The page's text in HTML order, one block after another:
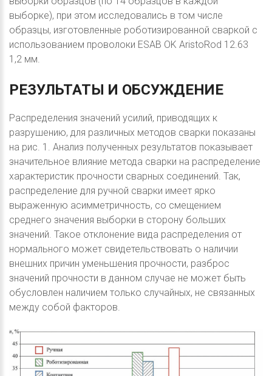
выборке), при этом исследовались в том числе
образцы, изготовленные роботизированной сваркой с
использованием проволоки ESAB OK AristoRod 12.63
1,2 мм.
РЕЗУЛЬТАТЫ И ОБСУЖДЕНИЕ
Распределения значений усилий, приводящих к
разрушению, для различных методов сварки показаны
на рис. 1. Анализ полученных результатов показывает
значительное влияние метода сварки на распределение
характеристик прочности сварных соединений. Так,
распределение для ручной сварки имеет ярко
выраженную асимметричность, со смещением
среднего значения выборки в сторону больших
значений. Такое отклонение вида распределения от
нормального может свидетельствовать о наличии
внешних причин уменьшения прочности, разброс
значений прочности в данном случае не может быть
обусловлен наличием только случайных, не связанных
между собой факторов.